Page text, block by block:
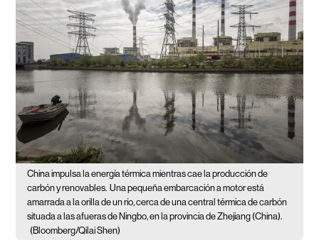
China impulsa la energía térmica mientras cae la producción de
carbón y renovables. Una pequeña embarcación a motor está
amarrada a la orilla de un río, cerca de una central térmica de carbón
situada a las afueras de Ningbo, en la provincia de Zhejiang (China).
(Bloomberg/Qilai Shen)